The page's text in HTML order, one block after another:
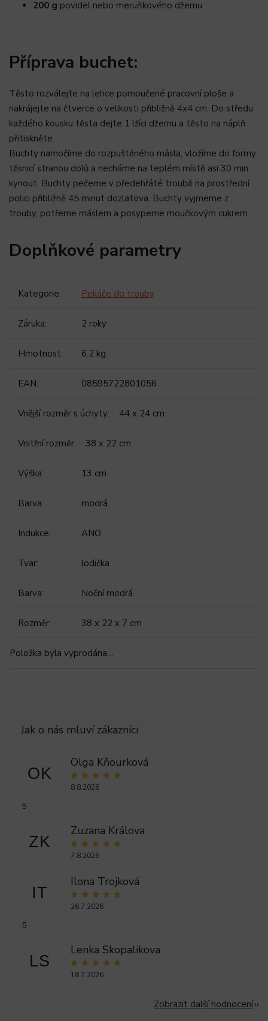
200 g povidel nebo meruňkového džemu
Příprava buchet:
Těsto rozválejte na lehce pomoučené pracovní ploše a
nakrájejte na čtverce o velikosti přibližně 4x4 cm. Do středu
každého kousku těsta dejte 1 lžíci džemu a těsto na náplň
přitiskněte.
Buchty namočíme do rozpuštěného másla, vložíme do formy
těsnicí stranou dolů a necháme na teplém místě asi 30 min.
kynout. Buchty pečeme v předehřáté troubě na prostřední
polici přibližně 45 minut dozlatova. Buchty vyjmeme z
trouby, potřeme máslem a posypeme moučkovým cukrem.
Doplňkové parametry
Kategorie: Pekáče do trouby
Záruka: 2 roky
Hmotnost: 6.2 kg
EAN: 08595722801056
Vnější rozměr s úchyty: 44 x 24 cm
Vnitřní rozměr: 38 x 22 cm
Výška: 13 cm
Barva: modrá
Indukce: ANO
Tvar: lodička
Barva: Noční modrá
Rozměr: 38 x 22 x 7 cm
Položka byla vyprodána…
OK
Olga Kňourková
8.8.2026
5
ZK
Zuzana Králova
7.8.2026
IT
Ilona Trojková
26.7.2026
5
LS
Lenka Skopalikova
18.7.2026
Zobrazit další hodnocení